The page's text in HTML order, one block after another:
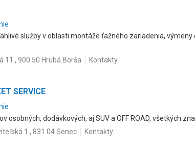
služby v oblasti montáže ťažného zariadenia,
11 , 900 50 Hrubá Borša Kontakty
SERVICE
osobných, dodávkových, aj SUV a OFF ROAD, všetkých
1 , 831 04 Senec Kontakty